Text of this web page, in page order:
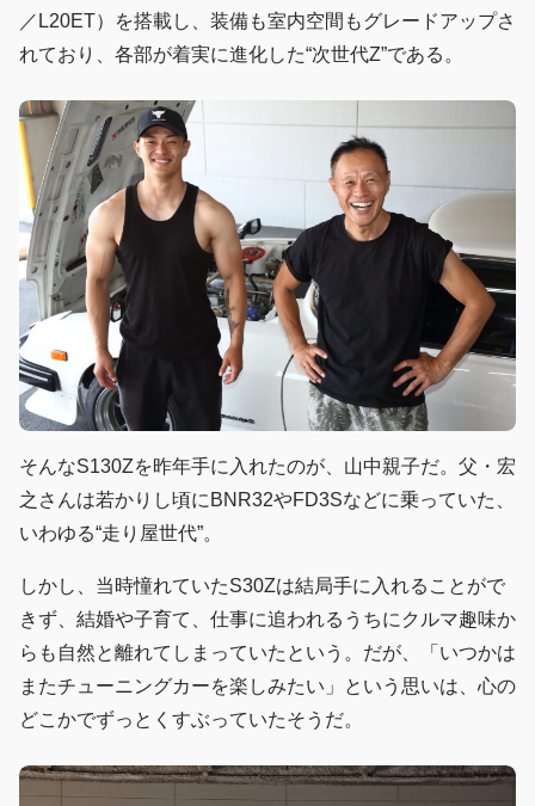
／L20ET）を搭載し、装備も室内空間もグレードアップさ
れており、各部が着実に進化した“次世代Z”である。
そんなS130Zを昨年手に入れたのが、山中親子だ。父・宏
之さんは若かりし頃にBNR32やFD3Sなどに乗っていた、
いわゆる“走り屋世代”。
しかし、当時憧れていたS30Zは結局手に入れることがで
きず、結婚や子育て、仕事に追われるうちにクルマ趣味か
らも自然と離れてしまっていたという。だが、「いつかは
またチューニングカーを楽しみたい」という思いは、心の
どこかでずっとくすぶっていたそうだ。